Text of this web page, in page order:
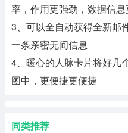
率，作用更强劲，数据信
3、可以全自动获得全新邮
一条亲密无间信息
4、暖心的人脉卡片将好几
图中，更便捷更便捷
同类推荐